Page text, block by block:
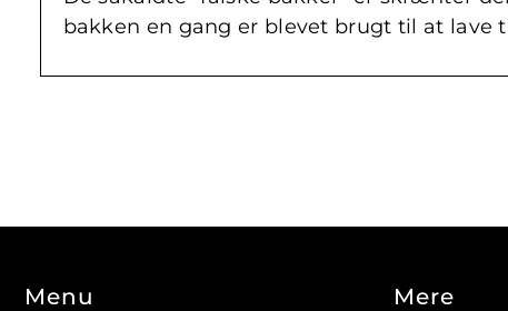
bakken en gang er blevet brugt til at lave
Menu Mere